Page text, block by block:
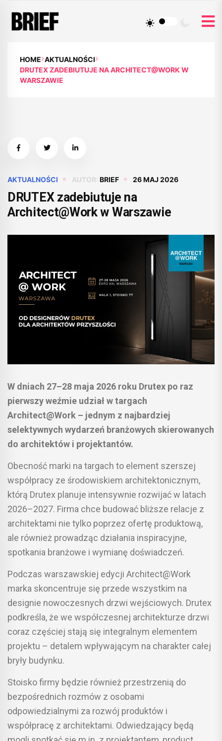
HOME AKTUALNOŚCI
DRUTEX ZADEBIUTUJE NA ARCHITECT@WORK W
WARSZAWIE
AKTUALNOŚCI AUTOR: BRIEF 26 MAJ 2026
DRUTEX zadebiutuje na
Architect@Work w Warszawie
W dniach 27–28 maja 2026 roku Drutex po raz
pierwszy weźmie udział w targach
Architect@Work – jednym z najbardziej
selektywnych wydarzeń branżowych skierowanych
do architektów i projektantów.
Obecność marki na targach to element szerszej
współpracy ze środowiskiem architektonicznym,
którą Drutex planuje intensywnie rozwijać w latach
2026–2027. Firma chce budować bliższe relacje z
architektami nie tylko poprzez ofertę produktową,
ale również prowadząc działania inspiracyjne,
spotkania branżowe i wymianę doświadczeń.
Podczas warszawskiej edycji Architect@Work
marka skoncentruje się przede wszystkim na
designie nowoczesnych drzwi wejściowych. Drutex
podkreśla, że we współczesnej architekturze drzwi
coraz częściej stają się integralnym elementem
projektu – detalem wpływającym na charakter całej
bryły budynku.
Stoisko firmy będzie również przestrzenią do
bezpośrednich rozmów z osobami
odpowiedzialnymi za rozwój produktów i
współpracę z architektami. Odwiedzający będą